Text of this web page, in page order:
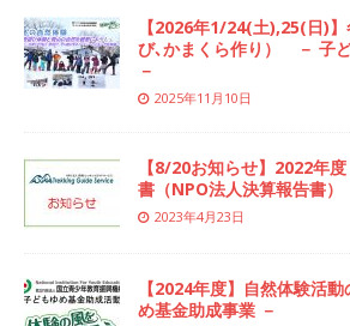
【2026年1/24(土),25(日)
び､かまくら作り） － 子
－
2025年11月10日
【8/20お知らせ】2022年
書（NPO法人決算報告書）
2023年4月23日
【2024年度】自然体験活
め基金助成事業 －